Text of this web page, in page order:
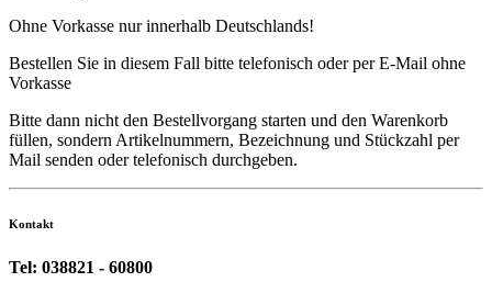
Ohne Vorkasse nur innerhalb Deutschlands!
Bestellen Sie in diesem Fall bitte telefonisch oder per E-Mail ohne
Vorkasse
Bitte dann nicht den Bestellvorgang starten und den Warenkorb
füllen, sondern Artikelnummern, Bezeichnung und Stückzahl per
Mail senden oder telefonisch durchgeben.
Kontakt
Tel: 038821 - 60800